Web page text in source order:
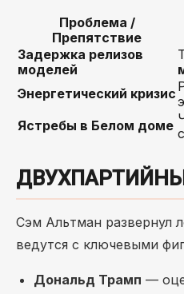
Проблема /
Препятствие
Задержка релизов
моделей
Энергетический кризис
Ястребы в Белом доме
Сэм Альтман развернул
ведутся с ключевыми
Дональд Трамп —